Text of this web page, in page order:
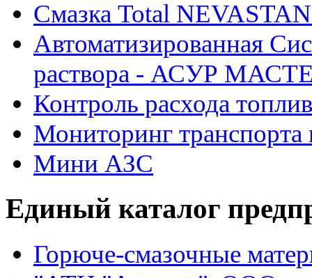
Смазка Total
Автоматизированная
раствора - АСУР
Контроль расхода
Мониторинг
Мини АЗС
Единый каталог
Горюче-смазочные